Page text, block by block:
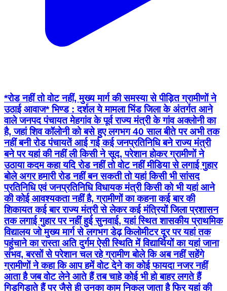
*रोड नहीं तो वोट नहीं, मुख्य मार्ग की समस्या से पीड़ित ग्रामीणों ने
उठाई आवाज* भिण्ड : दर्शल ये मामला भिंड जिला के अंतर्गत आने
वाले जनपद पंचायत मेहगांव के पूर्व राज्य मंत्री के गांव अक्लोनी का
है, जहां शिव कॉलोनी को बसे हुए लगभग 40 साल बीते पर अभी तक
नहीं बनी रोड पंचायतें आई गई कई जनप्रतिनिधि बने राज्य मंत्री
बने पर यहां की नहीं ली किसी ने सूद, परेशान होकर ग्रामीणों ने
उठाया कदम कहा यदि रोड नहीं तो वोट नहीं मीडिया से लगाई गुहार
बोले अगर हमारी रोड नहीं बन सकती तो यहां किसी भी सांसद
प्रतिनिधि एवं जनप्रतिनिधि विधायक मंत्री किसी को भी यहां आने
की कोई आवश्यकता नहीं है, ग्रामीणों का कहना कई बार की
शिकायत कई बार राज्य मंत्री से लेकर कई मंत्रियों जिला प्रशासन
तक लगाई गुहार पर नहीं हुई सुनवाई, यहां स्थित शासकीय प्राथमिक
विद्यालय जो मुख्य मार्ग से लगभग डेढ़ किलोमीटर दूर पर यहां तक
पहुंचाने का रास्ता अति दुर्गम ऐसी स्थिति में विद्यार्थियों का यहां जाना
संभव, बरसों से परेशान चल रहे ग्रामीण बोले कि अब नहीं सहेंगे
ग्रामीणों ने कहा कि आप हमें वोट देने का कोई फायदा नजर नहीं
आता है जब वोट लेने आते हैं तब चाहे कोई भी हो बाहर लगते हैं
गिड़गिड़ाते हैं पर जैसे ही उनका काम निकल जाता है फिर यहां की